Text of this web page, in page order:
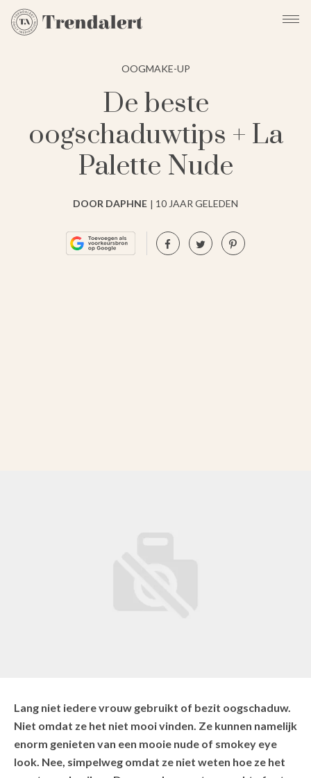
OOGMAKE-UP
De beste
oogschaduwtips + La
Palette Nude
DOOR DAPHNE 10 JAAR GELEDEN
Lang niet iedere vrouw gebruikt of bezit oogschaduw.
Niet omdat ze het niet mooi vinden. Ze kunnen namelijk
enorm genieten van een mooie nude of smokey eye
look. Nee, simpelweg omdat ze niet weten hoe ze het